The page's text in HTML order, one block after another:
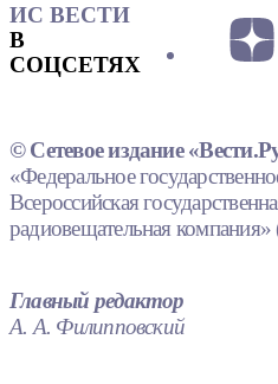
ИС ВЕСТИ
В
СОЦСЕТЯХ
© Сетевое издание
«Федеральное
Всероссийская
радиовещательная
Главный редактор
А. А. Филипповский